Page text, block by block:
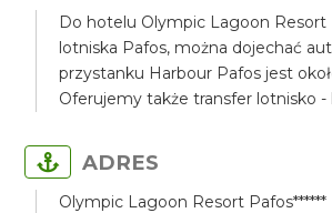
Do hotelu Olympic Lagoon Resort
lotniska Pafos, można dojechać
przystanku Harbour Pafos jest
Oferujemy także transfer lotnisko -
ADRES
Olympic Lagoon Resort Pafos******